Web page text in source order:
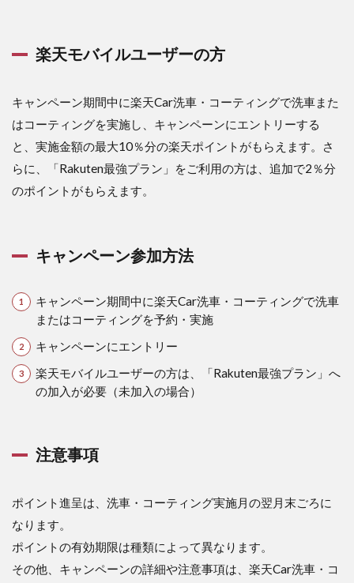
楽天モバイルユーザーの方
キャンペーン期間中に楽天Car洗車・コーティングで洗車また
はコーティングを実施し、キャンペーンにエントリーする
と、実施金額の最大10％分の楽天ポイントがもらえます。さ
らに、「Rakuten最強プラン」をご利用の方は、追加で2％分
のポイントがもらえます。
キャンペーン参加方法
キャンペーン期間中に楽天Car洗車・コーティングで洗車
またはコーティングを予約・実施
キャンペーンにエントリー
楽天モバイルユーザーの方は、「Rakuten最強プラン」へ
の加入が必要（未加入の場合）
注意事項
ポイント進呈は、洗車・コーティング実施月の翌月末ごろに
なります。
ポイントの有効期限は種類によって異なります。
その他、キャンペーンの詳細や注意事項は、楽天Car洗車・コ